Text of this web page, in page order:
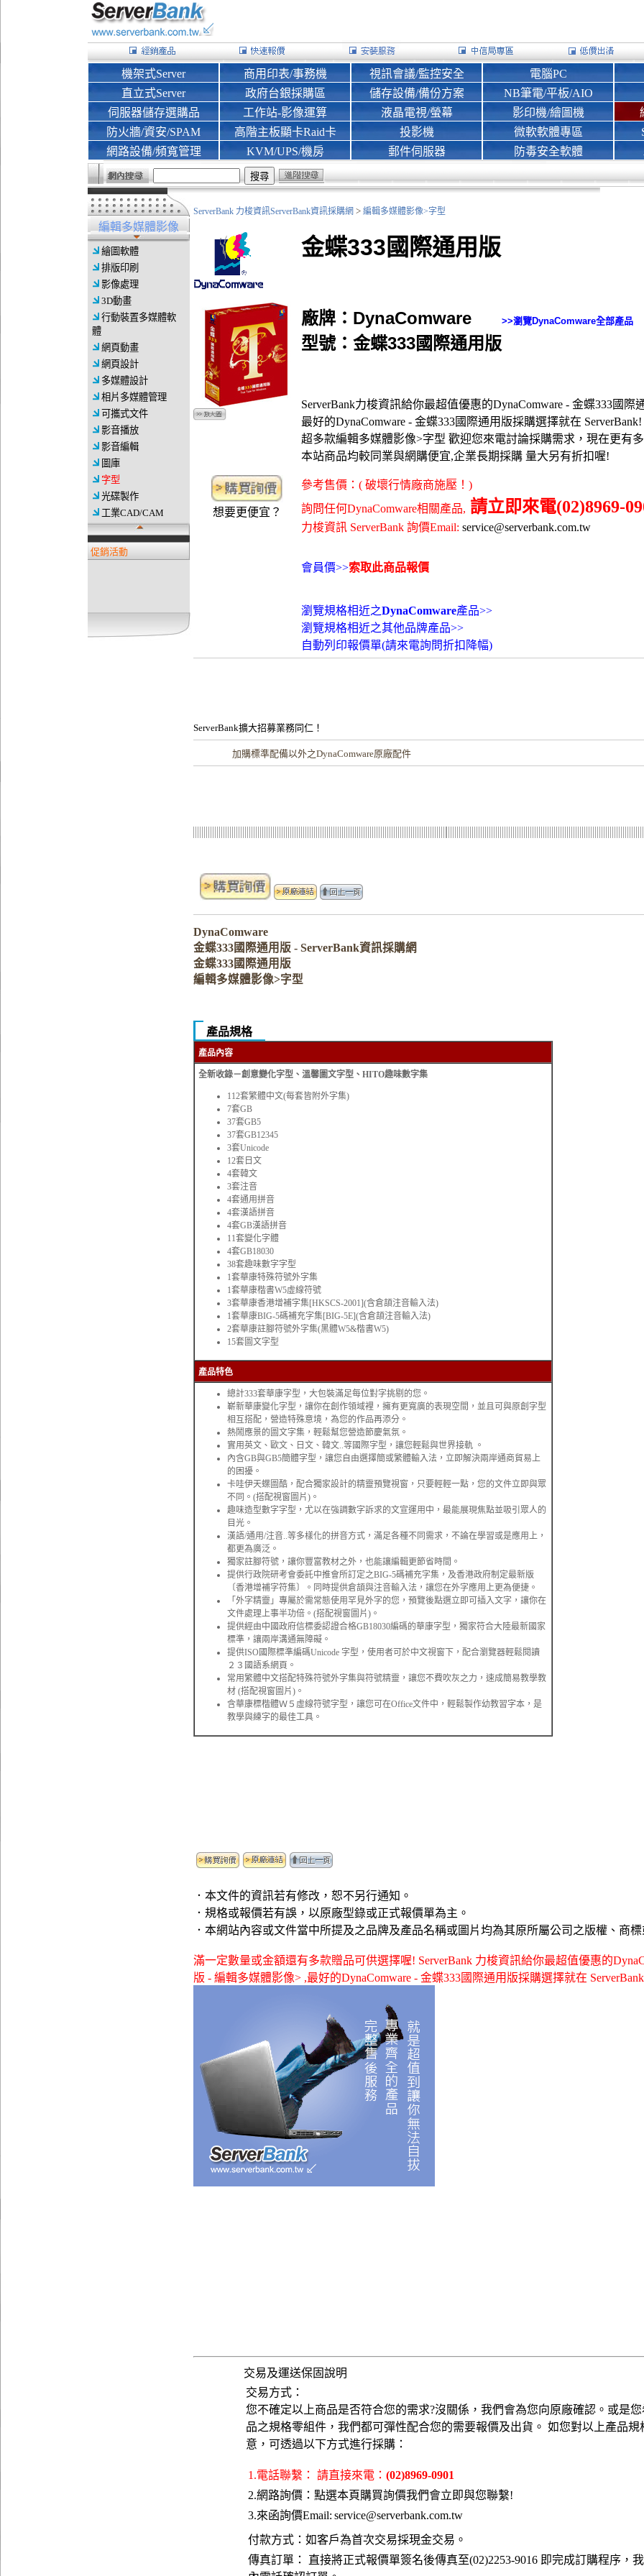
機架式Server
直立式Server
伺服器儲存選購品
防火牆/資安/SPAM
網路設備/頻寬管理
商用印表/事務機
政府台銀採購區
工作站-影像運算
高階主板顯卡Raid卡
KVM/UPS/機房
視訊會議/監控安全
儲存設備/備份方案
液晶電視/螢幕
投影機
郵件伺服器
電腦PC
NB筆電/平板/AIO
影印機/繪圖機
微軟軟體專區
防毒安全軟體
編輯多媒體影像
繪圖軟體
排版印刷
影像處理
3D動畫
行動裝置多媒體軟
體
網頁動畫
網頁設計
多媒體設計
相片多媒體管理
可攜式文件
影音播放
影音編輯
圖庫
字型
光碟製作
工業CAD/CAM
促銷活動
ServerBank 力梭資訊ServerBank資訊採購網 > 編輯多媒體影像>字型
金蝶333國際通用版
廠牌：DynaComware >>瀏覽DynaComware全部產品
型號：金蝶333國際通用版
ServerBank力梭資訊給你最超值優惠的DynaComware - 金蝶333國際
最好的DynaComware - 金蝶333國際通用版採購選擇就在 ServerBank!
超多款編輯多媒體影像>字型 歡迎您來電討論採購需求，現在更有
本站商品均較同業與網購便宜,企業長期採購 量大另有折扣喔!
想要更便宜？
參考售價：( 破壞行情廠商施壓！)
詢問任何DynaComware相關產品, 請立即來電(02)8969-
力梭資訊 ServerBank 詢價Email: service@serverbank.com.tw
會員價>>索取此商品報價
瀏覽規格相近之DynaComware產品>>
瀏覽規格相近之其他品牌產品>>
自動列印報價單(請來電詢問折扣降幅)
ServerBank擴大招募業務同仁！
加購標準配備以外之DynaComware原廠配件
DynaComware
金蝶333國際通用版 - ServerBank資訊採購網
金蝶333國際通用版
編輯多媒體影像>字型
產品規格
產品內容
全新收錄－創意變化字型、溫馨圖文字型、HITO趣味數字集
112套繁體中文(每套皆附外字集)
7套GB
37套GB5
37套GB12345
3套Unicode
12套日文
4套韓文
3套注音
4套通用拼音
4套漢語拼音
4套GB漢語拼音
11套變化字體
4套GB18030
38套趣味數字字型
1套華康特殊符號外字集
1套華康楷書W5虛線符號
3套華康香港增補字集[HKSCS-2001](含倉頡注音輸入法)
1套華康BIG-5碼補充字集[BIG-5E](含倉頡注音輸入法)
2套華康註腳符號外字集(黑體W5&楷書W5)
15套圖文字型
產品特色
總計333套華康字型，大包裝滿足每位對字挑剔的您。
嶄新華康變化字型，讓你在創作領域裡，擁有更寬廣的表現空間，並且可與原創字型
相互搭配，營造特殊意境，為您的作品再添分。
熱鬧應景的圖文字集，輕鬆幫您營造節慶氣氛。
實用英文、歐文、日文、韓文..等國際字型，讓您輕鬆與世界接軌 。
內含GB與GB5簡體字型，讓您自由選擇簡或繁體輸入法，立即解決兩岸通商貿易上
的困擾。
卡哇伊天蝶圖酷，配合獨家設計的精靈預覽視窗，只要輕輕一點，您的文件立即與眾
不同。(搭配視窗圖片)。
趣味造型數字字型，尤以在強調數字訴求的文宣運用中，最能展現焦點並吸引眾人的
目光。
漢語/通用/注音..等多樣化的拼音方式，滿足各種不同需求，不論在學習或是應用上，
都更為廣泛。
獨家註腳符號，讓你豐富教材之外，也能讓編輯更節省時間。
提供行政院研考會委託中推會所訂定之BIG-5碼補充字集，及香港政府制定最新版
〔香港增補字符集〕。同時提供倉頡與注音輸入法，讓您在外字應用上更為便捷。
「外字精靈」專屬於需常態使用罕見外字的您，預覽後點選立即可插入文字，讓你在
文件處理上事半功倍。(搭配視窗圖片)。
提供經由中國政府信標委認證合格GB18030編碼的華康字型，獨家符合大陸最新國家
標準，讓兩岸溝通無障礙。
提供ISO國際標準編碼Unicode 字型，使用者可於中文視窗下，配合瀏覽器輕鬆閱讀
２３國語系網頁。
常用繁體中文搭配特殊符號外字集與符號精靈，讓您不費吹灰之力，速成簡易教學教
材 (搭配視窗圖片)。
含華康標楷體Ｗ５虛線符號字型，讓您可在Office文件中，輕鬆製作幼教習字本，是
教學與練字的最佳工具。
．本文件的資訊若有修改，恕不另行通知。
．規格或報價若有誤，以原廠型錄或正式報價單為主。
．本網站內容或文件當中所提及之品牌及產品名稱或圖片均為其原所屬公司之版權、商標
滿一定數量或金額還有多款贈品可供選擇喔! ServerBank 力梭資訊給你最超值優惠的
版 - 編輯多媒體影像> ,最好的DynaComware - 金蝶333國際通用版採購選擇就在
交易及運送保固說明
交易方式：
您不確定以上商品是否符合您的需求?沒關係，我們會為您向原廠確認。或是
品之規格零組件，我們都可彈性配合您的需要報價及出貨。 如您對以上產品規
意，可透過以下方式進行採購：
1.電話聯繫： 請直接來電： (02)8969-0901
2.網路詢價：點選本頁購買詢價我們會立即與您聯繫!
3.來函詢價Email: service@serverbank.com.tw
付款方式：如客戶為首次交易採現金交易。
傳真訂單： 直接將正式報價單簽名後傳真至(02)2253-9016 即完成訂購程序，